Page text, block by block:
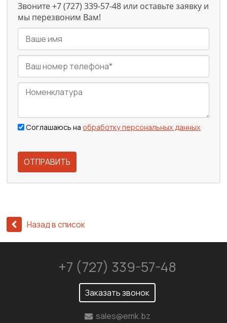
Звоните +7 (727) 339-57-48 или оставьте заявку и
мы перезвоним Вам!
Соглашаюсь наобработку персональных данных
ОТПРАВИТЬ
Назад в список
+7 (727) 339-57-48
Заказать звонок
sales@emk.bz